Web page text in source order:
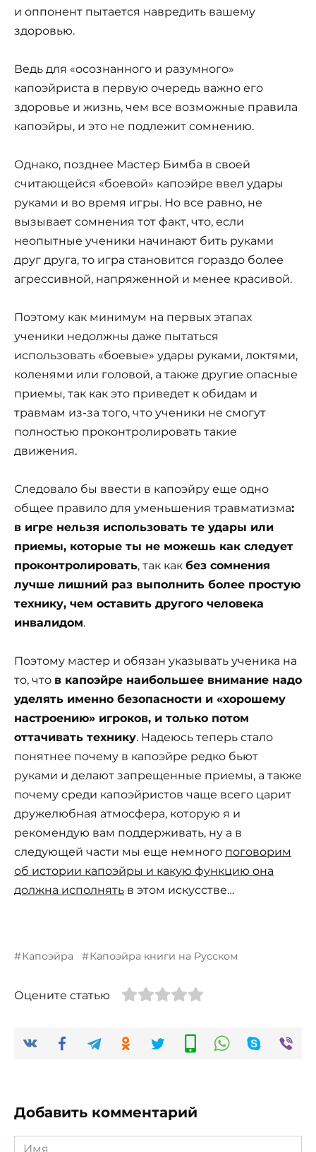
и оппонент пытается навредить вашему
здоровью.
Ведь для «осознанного и разумного»
капоэйриста в первую очередь важно его
здоровье и жизнь, чем все возможные правила
капоэйры, и это не подлежит сомнению.
Однако, позднее Мастер Бимба в своей
считающейся «боевой» капоэйре ввел удары
руками и во время игры. Но все равно, не
вызывает сомнения тот факт, что, если
неопытные ученики начинают бить руками
друг друга, то игра становится гораздо более
агрессивной, напряженной и менее красивой.
Поэтому как минимум на первых этапах
ученики недолжны даже пытаться
использовать «боевые» удары руками, локтями,
коленями или головой, а также другие опасные
приемы, так как это приведет к обидам и
травмам из-за того, что ученики не смогут
полностью проконтролировать такие
движения.
Следовало бы ввести в капоэйру еще одно
общее правило для уменьшения травматизма:
в игре нельзя использовать те удары или
приемы, которые ты не можешь как следует
проконтролировать, так как без сомнения
лучше лишний раз выполнить более простую
технику, чем оставить другого человека
инвалидом.
Поэтому мастер и обязан указывать ученика на
то, что в капоэйре наибольшее внимание надо
уделять именно безопасности и «хорошему
настроению» игроков, и только потом
оттачивать технику. Надеюсь теперь стало
понятнее почему в капоэйре редко бьют
руками и делают запрещенные приемы, а также
почему среди капоэйристов чаще всего царит
дружелюбная атмосфера, которую я и
рекомендую вам поддерживать, ну а в
следующей части мы еще немного поговорим
об истории капоэйры и какую функцию она
должна исполнять в этом искусстве…
Капоэйра Капоэйра книги на Русском
Оцените статью
Добавить комментарий
Имя